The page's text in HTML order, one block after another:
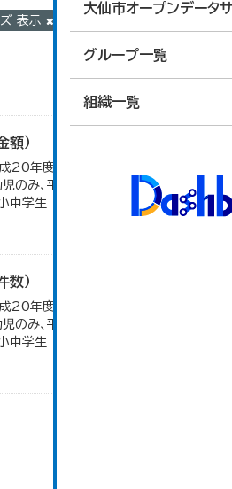
大仙市オープンデータ
グループ一覧
組織一覧
ズ 表示
額）
20年度から変更 乳幼児・小中高
のみ、平成20年度から令和元年
中学生
数）
20年度から変更 乳幼児・小中高
のみ、平成20年度から令和元年
中学生